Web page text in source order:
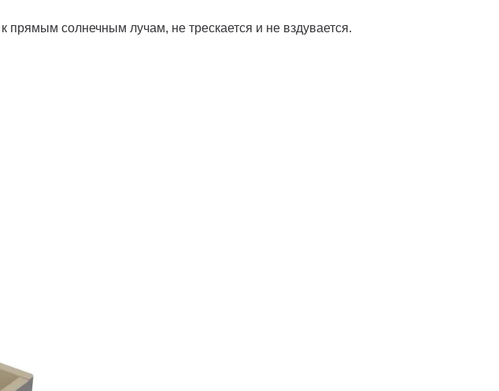
прямым солнечным лучам, не трескается и не вздувается.